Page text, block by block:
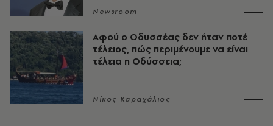
Newsroom
Αφού ο Οδυσσέας δεν ήταν ποτέ
τέλειος, πώς περιμένουμε να είναι
τέλεια η Οδύσσεια;
Νίκος Καραχάλιος